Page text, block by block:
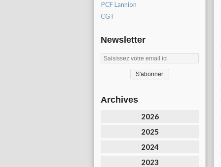
PCF Lannion
CGT
Newsletter
Archives
2026
2025
2024
2023